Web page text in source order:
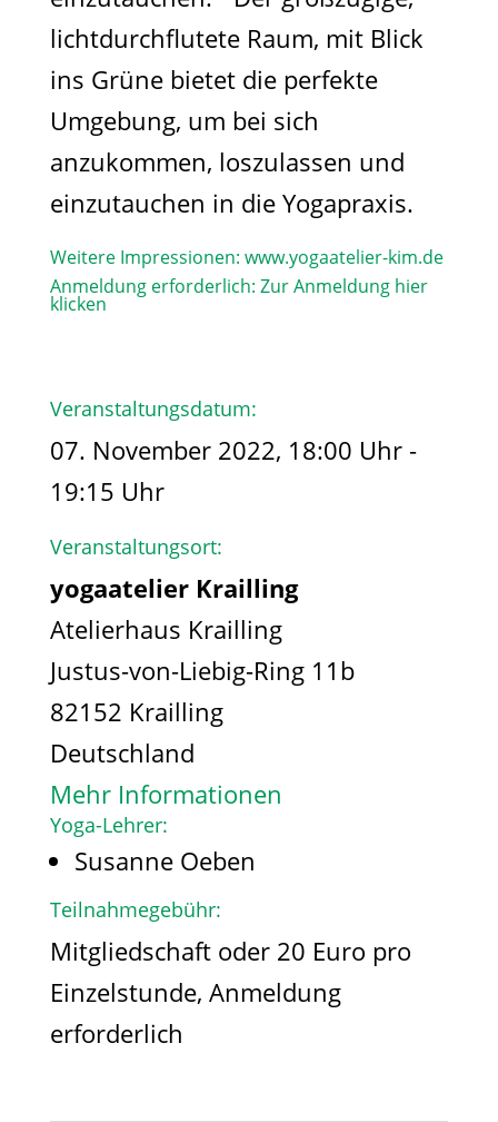
lichtdurchflutete Raum, mit Blick
ins Grüne bietet die perfekte
Umgebung, um bei sich
anzukommen, loszulassen und
einzutauchen in die Yogapraxis.
Weitere Impressionen: www.yogaatelier-kim.de​
Anmeldung erforderlich: Zur Anmeldung hier
klicken
Veranstaltungsdatum:
07. November 2022, 18:00 Uhr -
19:15 Uhr
Veranstaltungsort:
yogaatelier Krailling
Atelierhaus Krailling
Justus-von-Liebig-Ring 11b
82152 Krailling
Deutschland
Mehr Informationen
Yoga-Lehrer:
Susanne Oeben
Teilnahmegebühr:
Mitgliedschaft oder 20 Euro pro
Einzelstunde, Anmeldung
erforderlich